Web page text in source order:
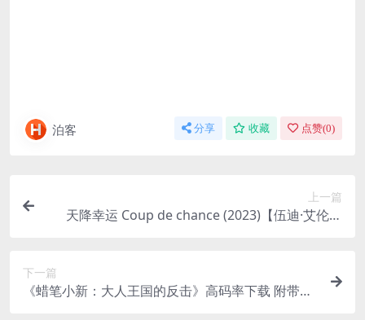
泊客 分享 收藏 点赞(0)
上一篇
天降幸运 Coup de chance (2023)【伍迪·艾伦】
下一篇
《蜡笔小新：大人王国的反击》高码率下载 附带动